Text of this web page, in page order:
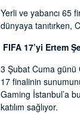
Yerli ve yabancı 65
dünyaya tanıtırken,
FIFA 17’yi Ertem
3 Şubat Cuma günü
17 finalinin
Gaming İstanbul’a
katılım sağlıyor.